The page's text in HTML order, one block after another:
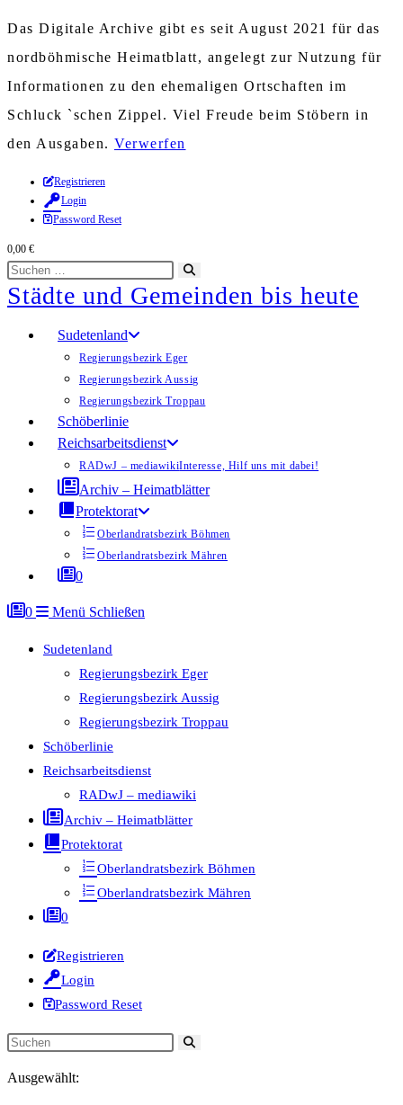
Das Digitale Archive gibt es seit August 2021 für das
nordböhmische Heimatblatt, angelegt zur Nutzung für
Informationen zu den ehemaligen Ortschaften im
Schluck `schen Zippel. Viel Freude beim Stöbern in
den Ausgaben. Verwerfen
Zum
Inhalt
springen
Registrieren
Login
Password Reset
0,00 €
Diese
Website
durchsuchen
starten
Städte und Gemeinden bis heute
Sudetenland
Regierungsbezirk Eger
Regierungsbezirk Aussig
Regierungsbezirk Troppau
Schöberlinie
Reichsarbeitsdienst
RADwJ – mediawikiInteresse, Hilf uns mit dabei!
Archiv – Heimatblätter
Protektorat
Oberlandratsbezirk Böhmen
Oberlandratsbezirk Mähren
0
0 Menü Schließen
Sudetenland
Regierungsbezirk Eger
Regierungsbezirk Aussig
Regierungsbezirk Troppau
Schöberlinie
Reichsarbeitsdienst
RADwJ – mediawiki
Archiv – Heimatblätter
Protektorat
Oberlandratsbezirk Böhmen
Oberlandratsbezirk Mähren
0
Registrieren
Login
Password Reset
Diese
durchsuchen
Ausgewählt: